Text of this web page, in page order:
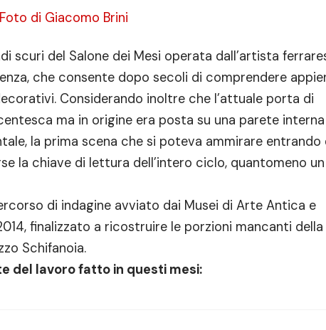
Foto di Giacomo Brini
scuri del Salone dei Mesi operata dall’artista
che consente dopo secoli di comprendere
Considerando inoltre che l’attuale porta di
ma in origine era posta su una parete
la prima scena che si poteva ammirare entrando
la chiave di lettura dell’intero ciclo, quantomeno un
di indagine avviato dai Musei di Arte Antica e
finalizzato a ricostruire le porzioni mancanti della
Schifanoia.
del lavoro fatto in questi mesi: